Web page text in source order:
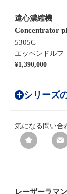
遠心濃縮機
Concentrator
5305C
エッペンドルフ
¥1,390,000
シリーズ
気になる 問い合
レーザーラマ